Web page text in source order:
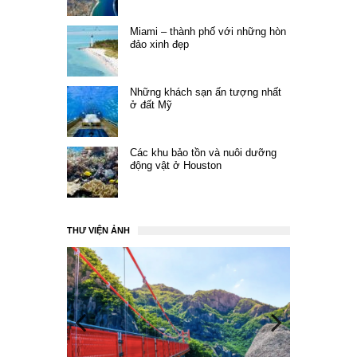
Miami – thành phố với những hòn
đảo xinh đẹp
Những khách sạn ấn tượng nhất
ở đất Mỹ
Các khu bảo tồn và nuôi dưỡng
động vật ở Houston
THƯ VIỆN ẢNH